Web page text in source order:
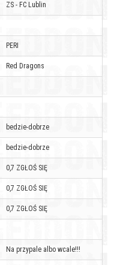
ZS - FC Lublin
PERI
Red Dragons
bedzie-dobrze
bedzie-dobrze
0,7 ZGŁOŚ SIĘ
0,7 ZGŁOŚ SIĘ
0,7 ZGŁOŚ SIĘ
Na przypale albo wcale!!!